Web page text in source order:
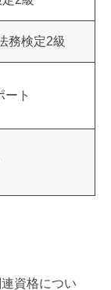
務検定2級
ート
資格につい